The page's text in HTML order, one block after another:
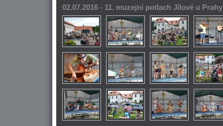
02.07.2016 - 11. muzejní potlach Jílové u Prahy